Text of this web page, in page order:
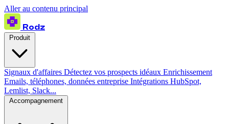
Aller au contenu principal
Rodz
Signaux d'affaires Détectez vos prospects idéaux Enrichissement
Emails, téléphones, données entreprise Intégrations HubSpot,
Lemlist, Slack...